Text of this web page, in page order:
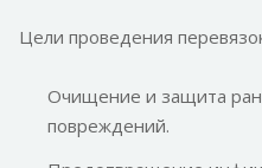
Цели проведения
Очищение и защита
повреждений.